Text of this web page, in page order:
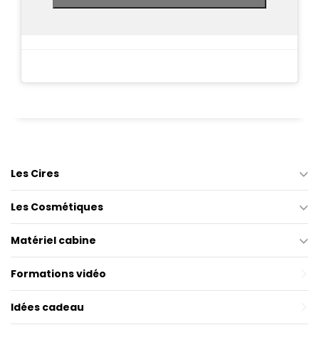
Les Cires
Les Cosmétiques
Matériel cabine
Formations vidéo
Idées cadeau